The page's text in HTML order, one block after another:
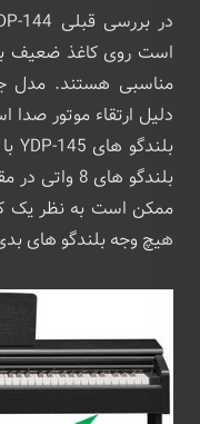
است روی کاغذ ضعیف به
مناسبی هستند. مدل
دلیل ارتقاء موتور
ممکن است به نظر یک
هیچ وجه بلندگو های